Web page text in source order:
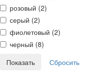
розовый (2)
серый (2)
фиолетовый (2)
черный (8)